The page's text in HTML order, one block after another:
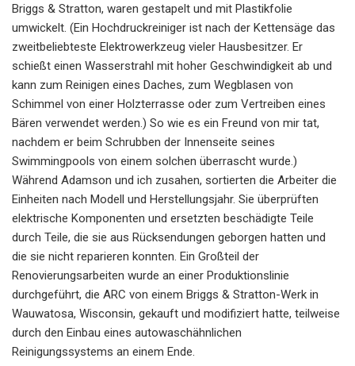
Briggs & Stratton, waren gestapelt und mit Plastikfolie
umwickelt. (Ein Hochdruckreiniger ist nach der Kettensäge das
zweitbeliebteste Elektrowerkzeug vieler Hausbesitzer. Er
schießt einen Wasserstrahl mit hoher Geschwindigkeit ab und
kann zum Reinigen eines Daches, zum Wegblasen von
Schimmel von einer Holzterrasse oder zum Vertreiben eines
Bären verwendet werden.) So wie es ein Freund von mir tat,
nachdem er beim Schrubben der Innenseite seines
Swimmingpools von einem solchen überrascht wurde.)
Während Adamson und ich zusahen, sortierten die Arbeiter die
Einheiten nach Modell und Herstellungsjahr. Sie überprüften
elektrische Komponenten und ersetzten beschädigte Teile
durch Teile, die sie aus Rücksendungen geborgen hatten und
die sie nicht reparieren konnten. Ein Großteil der
Renovierungsarbeiten wurde an einer Produktionslinie
durchgeführt, die ARC von einem Briggs & Stratton-Werk in
Wauwatosa, Wisconsin, gekauft und modifiziert hatte, teilweise
durch den Einbau eines autowaschähnlichen
Reinigungssystems an einem Ende.